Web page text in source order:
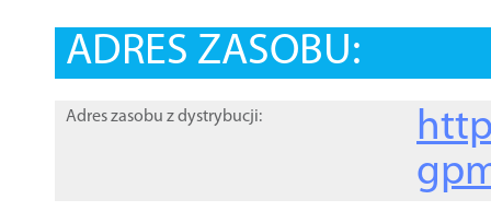
ADRES ZASOBU:
Adres zasobu z dystrybucji: